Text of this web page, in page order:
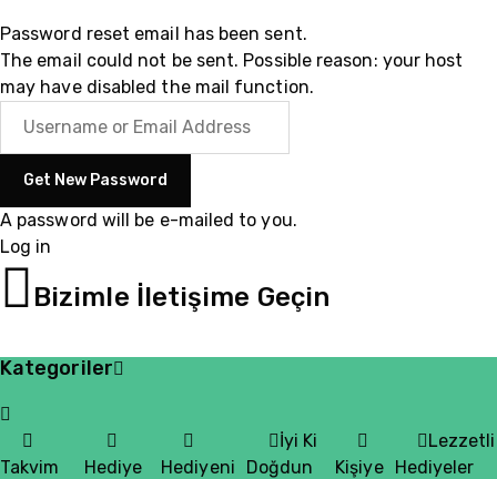
Password reset email has been sent.
The email could not be sent. Possible reason: your host
may have disabled the mail function.
A password will be e-mailed to you.
Log in
Bizimle İletişime Geçin
Kategoriler
Takvim
Hediye
Hediyeni
İyi Ki
Doğdun
Kişiye
Lezzetli
Hediyeler